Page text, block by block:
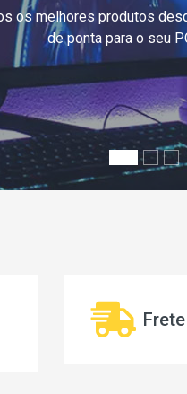
a linha de Pc Workstation
diversos